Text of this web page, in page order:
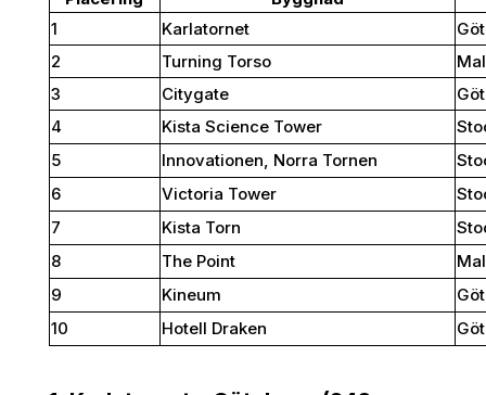
1
Karlatornet
2
Turning Torso
3
Citygate
4
Kista Science Tower
5
Innovationen, Norra Tornen
6
Victoria Tower
7
Kista Torn
8
The Point
9
Kineum
10
Hotell Draken